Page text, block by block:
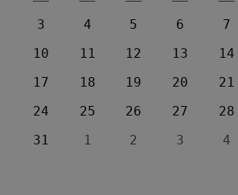
3
4 5 6 7
10
11 12 13 14
17
18 19 20 21
24
25 26 27 28
31
1 2 3 4